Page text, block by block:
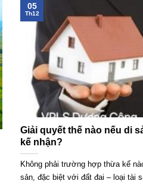
Giải quyết thế nào nếu di
kế nhận?
Không phải trường hợp thừa kế
sản, đặc biệt với đất đai – loại tài
05
Th12